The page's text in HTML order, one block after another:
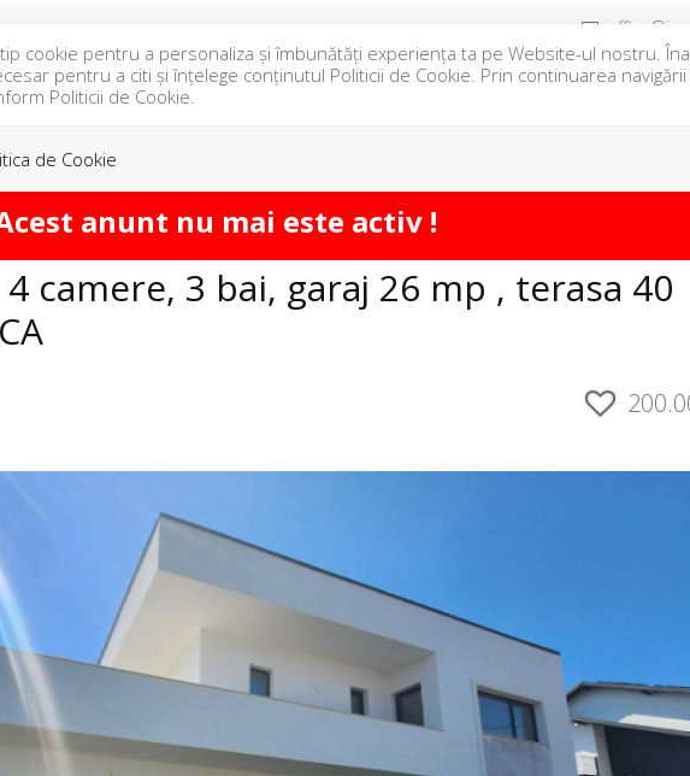
cookie pentru a personaliza și îmbunătăți experiența ta pe Website-ul nostru.
pentru a citi și înțelege conținutul Politicii de Cookie. Prin continuarea
Politicii de Cookie.
de Cookie
INCHIRIERI ANSAMBLURI REZIDENTIALE
anunt nu mai este activ !
camere, 3 bai, garaj 26 mp , terasa 40